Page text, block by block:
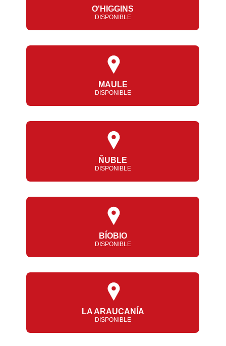
O'HIGGINS
DISPONIBLE
MAULE
DISPONIBLE
ÑUBLE
DISPONIBLE
BÍOBIO
DISPONIBLE
LA ARAUCANÍA
DISPONIBLE